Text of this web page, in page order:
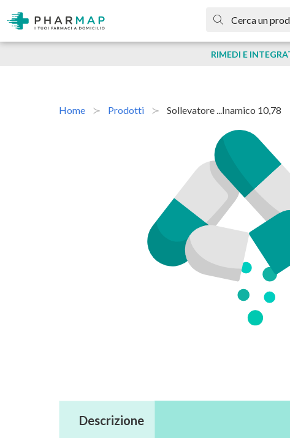
RIMEDI E
Home Prodotti Sollevatore ...inamico 10,78
Descrizione